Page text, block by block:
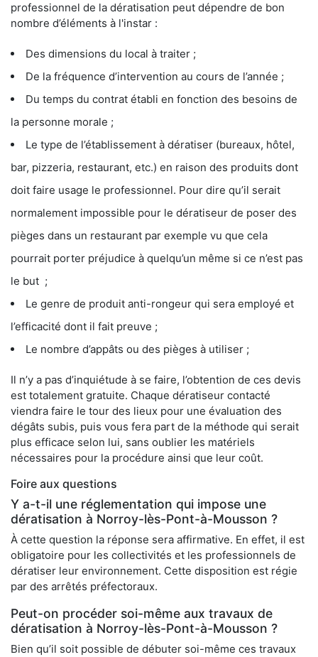
professionnel de la dératisation peut dépendre de bon
nombre d’éléments à l'instar :
Des dimensions du local à traiter ;
De la fréquence d’intervention au cours de l’année ;
Du temps du contrat établi en fonction des besoins de
la personne morale ;
Le type de l’établissement à dératiser (bureaux, hôtel,
bar, pizzeria, restaurant, etc.) en raison des produits dont
doit faire usage le professionnel. Pour dire qu’il serait
normalement impossible pour le dératiseur de poser des
pièges dans un restaurant par exemple vu que cela
pourrait porter préjudice à quelqu’un même si ce n’est pas
le but ;
Le genre de produit anti-rongeur qui sera employé et
l’efficacité dont il fait preuve ;
Le nombre d’appâts ou des pièges à utiliser ;
Il n’y a pas d’inquiétude à se faire, l’obtention de ces devis
est totalement gratuite. Chaque dératiseur contacté
viendra faire le tour des lieux pour une évaluation des
dégâts subis, puis vous fera part de la méthode qui serait
plus efficace selon lui, sans oublier les matériels
nécessaires pour la procédure ainsi que leur coût.
Foire aux questions
Y a-t-il une réglementation qui impose une
dératisation à Norroy-lès-Pont-à-Mousson ?
À cette question la réponse sera affirmative. En effet, il est
obligatoire pour les collectivités et les professionnels de
dératiser leur environnement. Cette disposition est régie
par des arrêtés préfectoraux.
Peut-on procéder soi-même aux travaux de
dératisation à Norroy-lès-Pont-à-Mousson ?
Bien qu’il soit possible de débuter soi-même ces travaux